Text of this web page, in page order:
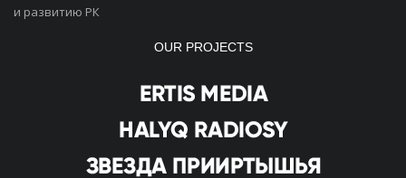
и развитию РК
OUR PROJECTS